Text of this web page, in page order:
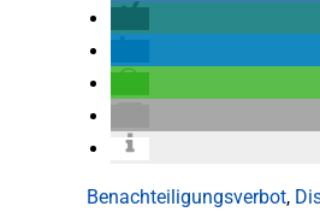
Benachteiligungsverbot,